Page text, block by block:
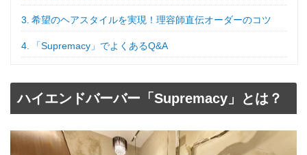
希望のヘアスタイルを実現！理容師直伝オーダーのコツ
「Supremacy」でよくあるQ&A
ハイエンドバーバー「Supremacy」とは？